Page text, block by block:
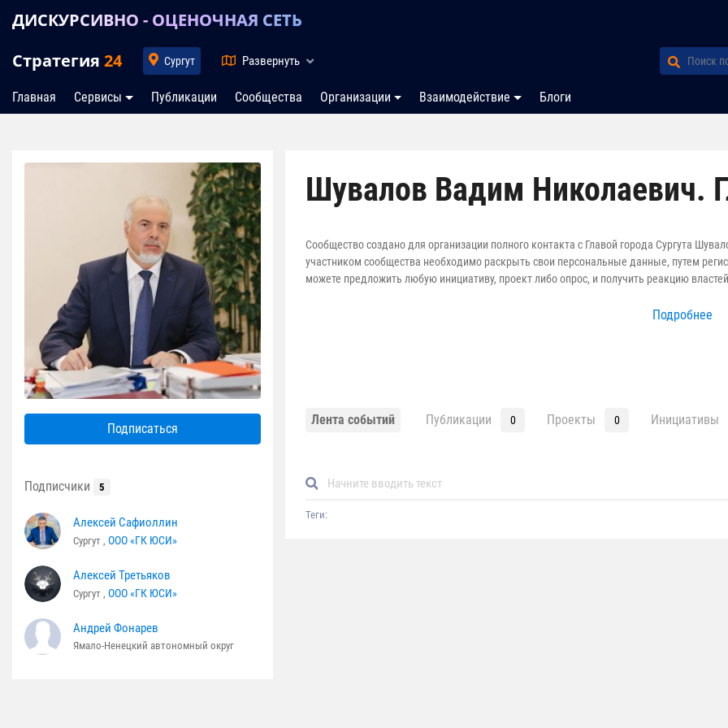
ДИСКУРСИВНО - ОЦЕНОЧНАЯ СЕТЬ
Стратегия 24 Сургут Развернуть
Главная Сервисы Публикации Сообщества Организации Взаимодействие Блоги
Подписаться
Подписчики 5
Алексей Сафиоллин
Сургут , ООО «ГК ЮСИ»
Алексей Третьяков
Сургут , ООО «ГК ЮСИ»
Андрей Фонарев
Ямало-Ненецкий автономный округ
Шувалов Вадим Николаевич.
Сообщество создано для организации полного контакта с Главой города Сургута
участником сообщества необходимо раскрыть свои персональные данные, путем
можете предложить любую инициативу, проект либо опрос, и получить реакцию
Подробнее
Лента событий Публикации 0 Проекты 0 Инициативы
Теги: